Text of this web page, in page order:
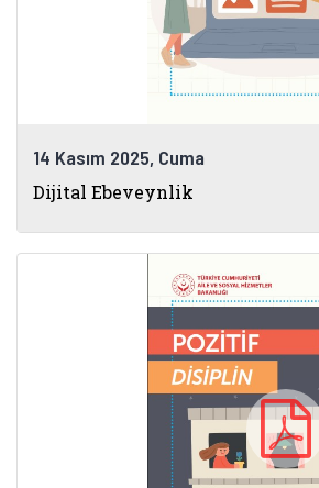
14 Kasım 2025, Cuma
Dijital Ebeveynlik
© 2026 Tüm
Dış Bağlantılar
Cumhurbaşkanlığı